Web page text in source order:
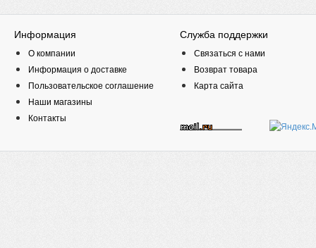
Информация
О компании
Информация о доставке
Пользовательское соглашение
Наши магазины
Контакты
Служба поддержки
Связаться с нами
Возврат товара
Карта сайта